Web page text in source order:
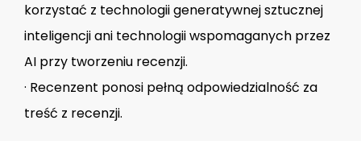
korzystać z technologii generatywnej sztucznej
inteligencji ani technologii wspomaganych przez
AI przy tworzeniu recenzji.
· Recenzent ponosi pełną odpowiedzialność za
treść z recenzji.